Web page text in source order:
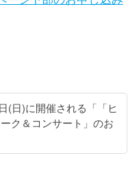
(日)に開催される「「ヒ
ク＆コンサート」のお